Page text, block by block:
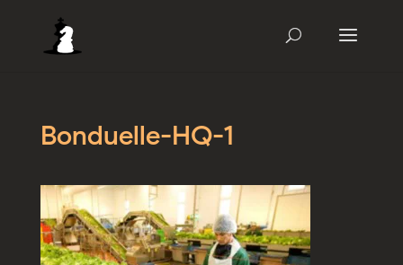
Bonduelle-HQ-1